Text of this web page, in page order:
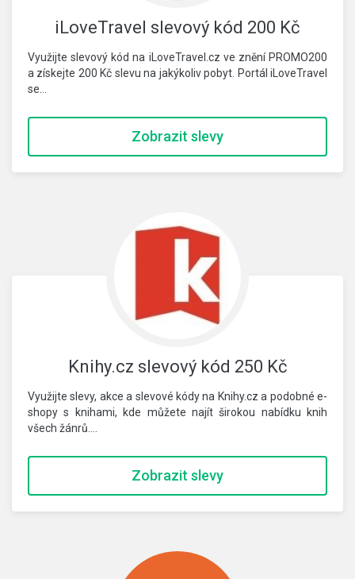
iLoveTravel slevový kód 200 Kč
Využijte slevový kód na iLoveTravel.cz ve znění PROMO200
a získejte 200 Kč slevu na jakýkoliv pobyt. Portál iLoveTravel
se…
Zobrazit slevy
Knihy.cz slevový kód 250 Kč
Využijte slevy, akce a slevové kódy na Knihy.cz a podobné e-
shopy s knihami, kde můžete najít širokou nabídku knih
všech žánrů.…
Zobrazit slevy